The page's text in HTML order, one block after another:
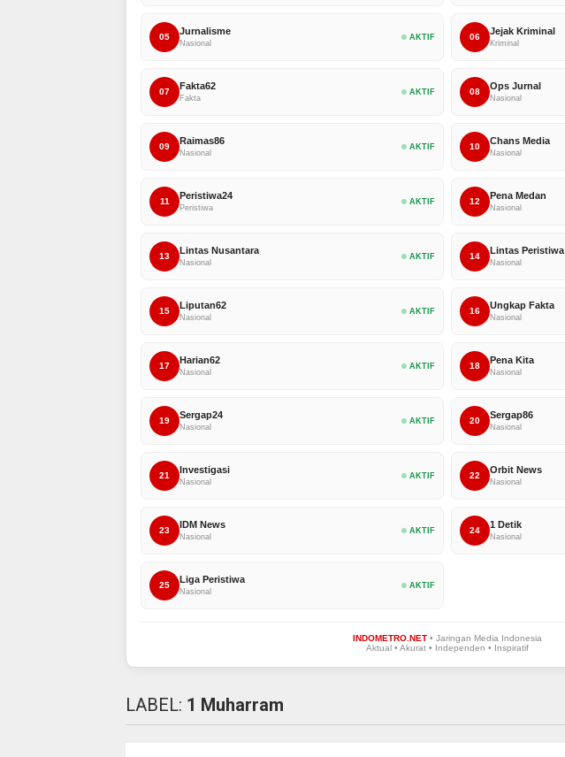
05
Jurnalisme
Nasional
AKTIF 06
Jejak Kriminal
Kriminal
07
Fakta62
Fakta
AKTIF 08
Ops Jurnal
Nasional
09
Raimas86
Nasional
AKTIF 10
Chans Media
Nasional
11
Peristiwa24
Peristiwa
AKTIF 12
Pena Medan
Nasional
13
Lintas Nusantara
Nasional
AKTIF 14
Lintas Peristiwa
Nasional
15
Liputan62
Nasional
AKTIF 16
Ungkap Fakta
Nasional
17
Harian62
Nasional
AKTIF 18
Pena Kita
Nasional
19
Sergap24
Nasional
AKTIF 20
Sergap86
Nasional
21
Investigasi
Nasional
AKTIF 22
Orbit News
Nasional
23
IDM News
Nasional
AKTIF 24
1 Detik
Nasional
25
Liga Peristiwa
Nasional
AKTIF
INDOMETRO.NET • Jaringan Media Indonesia
Aktual • Akurat • Independen • Inspiratif
LABEL: 1 Muharram